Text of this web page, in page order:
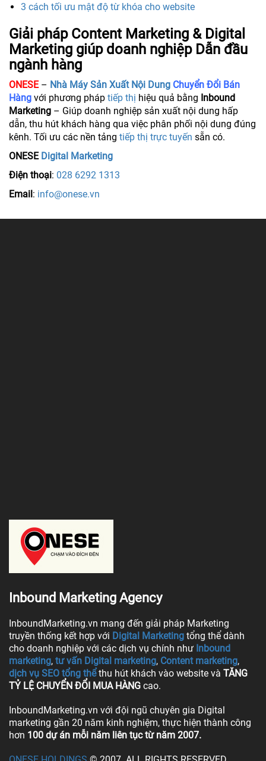
3 cách tối ưu mật độ từ khóa cho website
Giải pháp Content Marketing & Digital
Marketing giúp doanh nghiệp Dẫn đầu
ngành hàng
ONESE– Nhà Máy Sản Xuất Nội Dung Chuyển Đổi Bán
Hàng với phương pháp tiếp thị hiệu quả bằng Inbound
Marketing – Giúp doanh nghiệp sản xuất nội dung hấp
dẫn, thu hút khách hàng qua việc phân phối nội dung đúng
kênh. Tối ưu các nền tảng tiếp thị trực tuyến sẵn có.
ONESE Digital Marketing
Điện thoại: 028 6292 1313
Email: info@onese.vn
Inbound Marketing Agency
InboundMarketing.vn mang đến giải pháp Marketing
truyền thống kết hợp với Digital Marketing tổng thể dành
cho doanh nghiệp với các dịch vụ chính như Inbound
marketing, tư vấn Digital marketing, Content marketing,
dịch vụ SEO tổng thể thu hút khách vào website và TĂNG
TỶ LỆ CHUYỂN ĐỔI MUA HÀNG cao.
InboundMarketing.vn với đội ngũ chuyên gia Digital
marketing gần 20 năm kinh nghiệm, thực hiện thành công
hơn 100 dự án mỗi năm liên tục từ năm 2007.